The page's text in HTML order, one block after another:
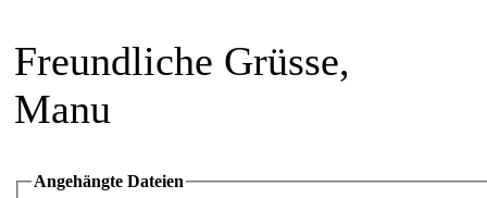
Freundliche Grüsse,
Manu
Angehängte Dateien